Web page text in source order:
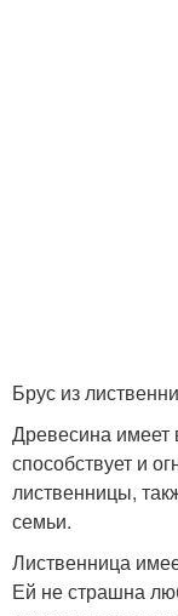
Брус из
Древесина имеет
способствует и
лиственницы,
семьи.
Лиственница
Ей не страшна